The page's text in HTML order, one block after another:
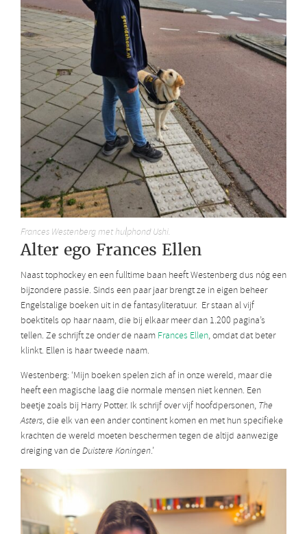
Frances Westenberg met hulphond Ushi.
Alter ego Frances Ellen
Naast tophockey en een fulltime baan heeft Westenberg dus nóg een
bijzondere passie. Sinds een paar jaar brengt ze in eigen beheer
Engelstalige boeken uit in de fantasyliteratuur. Er staan al vijf
boektitels op haar naam, die bij elkaar meer dan 1.200 pagina’s
tellen. Ze schrijft ze onder de naam Frances Ellen, omdat dat beter
klinkt. Ellen is haar tweede naam.
Westenberg: ‘Mijn boeken spelen zich af in onze wereld, maar die
heeft een magische laag die normale mensen niet kennen. Een
beetje zoals bij Harry Potter. Ik schrijf over vijf hoofdpersonen, The
Asters, die elk van een ander continent komen en met hun specifieke
krachten de wereld moeten beschermen tegen de altijd aanwezige
dreiging van deDuistere Koningen.’